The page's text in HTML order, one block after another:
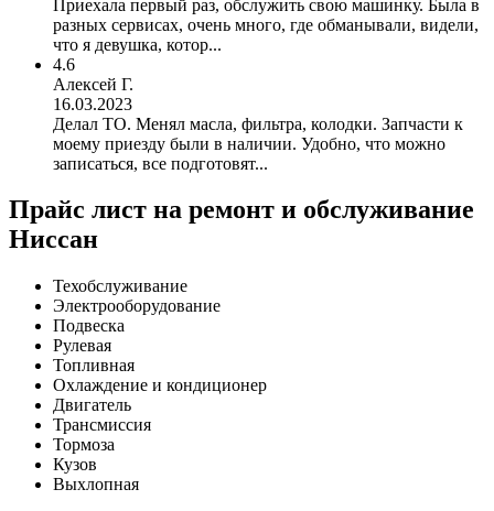
Приехала первый раз, обслужить свою машинку. Была в
разных сервисах, очень много, где обманывали, видели,
что я девушка, котор...
4.6
Алексей Г.
16.03.2023
Делал ТО. Менял масла, фильтра, колодки. Запчасти к
моему приезду были в наличии. Удобно, что можно
записаться, все подготовят...
Прайс лист на ремонт и обслуживание
Ниссан
Техобслуживание
Электрооборудование
Подвеска
Рулевая
Топливная
Охлаждение и кондиционер
Двигатель
Трансмиссия
Тормоза
Кузов
Выхлопная